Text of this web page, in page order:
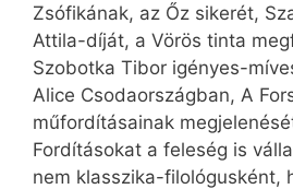
Zsófikának, az Őz sikerét,
Attila-díját, a Vörös tinta
Szobotka Tibor igényes-
Alice Csodaországban, A
műfordításainak
Fordításokat a feleség is
nem klasszika-filológusként,